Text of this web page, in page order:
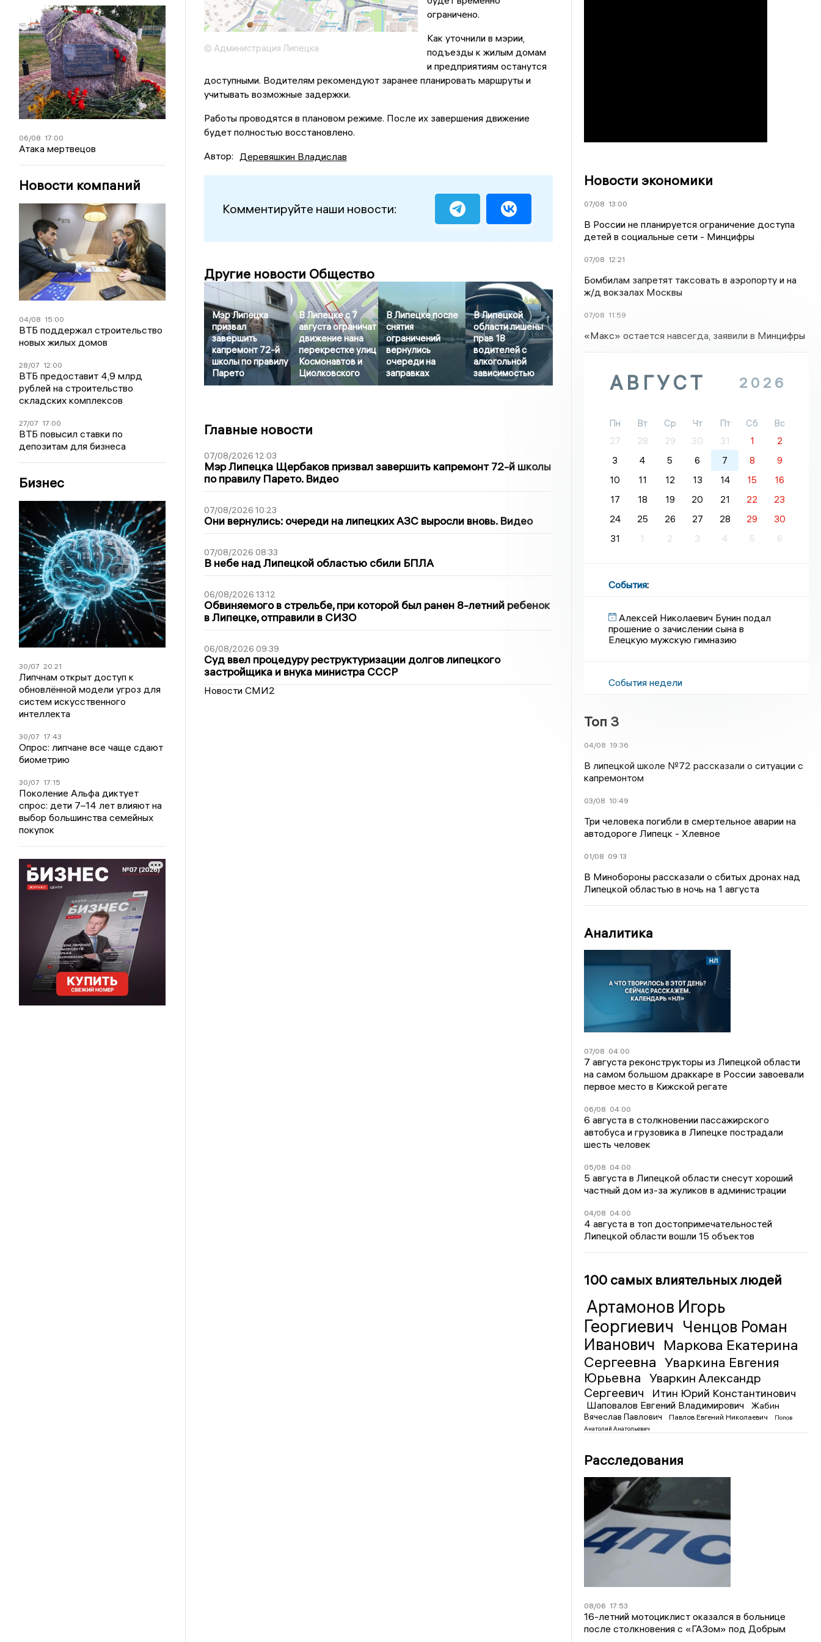
06/08 17:00
Атака мертвецов
Новости компаний
04/08 15:00
ВТБ поддержал строительство
новых жилых домов
28/07 12:00
ВТБ предоставит 4,9 млрд
рублей на строительство
складских комплексов
27/07 17:00
ВТБ повысил ставки по
депозитам для бизнеса
Бизнес
30/07 20:21
Липчнам открыт доступ к
обновлённой модели угроз для
систем искусственного
интеллекта
30/07 17:43
Опрос: липчане все чаще сдают
биометрию
30/07 17:15
Поколение Альфа диктует
спрос: дети 7–14 лет влияют на
выбор большинства семейных
покупок
© Администрация Липецка
ограничено.
Как уточнили в мэрии,
подъезды к жилым домам
и предприятиям останутся
доступными. Водителям рекомендуют заранее планировать маршруты и
учитывать возможные задержки.
Работы проводятся в плановом режиме. После их завершения движение
будет полностью восстановлено.
Автор: Деревяшкин Владислав
Комментируйте наши новости:
Другие новости Общество
Мэр Липецка
призвал
завершить
капремонт 72-й
школы по правилу
Парето
В Липецке с 7
августа ограничат
движение нана
перекрестке улиц
Космонавтов и
Циолковского
В Липецке после
снятия
ограничений
вернулись
очереди на
заправках
В Липецкой
области лишены
прав 18
водителей с
алкогольной
зависимостью
Главные новости
07/08/2026 12:03
Мэр Липецка Щербаков призвал завершить капремонт 72-й школы
по правилу Парето. Видео
07/08/2026 10:23
Они вернулись: очереди на липецких АЗС выросли вновь. Видео
07/08/2026 08:33
В небе над Липецкой областью сбили БПЛА
06/08/2026 13:12
Обвиняемого в стрельбе, при которой был ранен 8-летний ребенок
в Липецке, отправили в СИЗО
06/08/2026 09:39
Суд ввел процедуру реструктуризации долгов липецкого
застройщика и внука министра СССР
Новости СМИ2
Новости экономики
07/08 13:00
В России не планируется ограничение доступа
детей в социальные сети - Минцифры
07/08 12:21
Бомбилам запретят таксовать в аэропорту и на
ж/д вокзалах Москвы
07/08 11:59
«Макс» остается навсегда, заявили в Минцифры
АВГУСТ 2026
Пн Вт Ср Чт Пт Сб
Вс
27
28 29 30 31 1
2
3
4 5 6 7 8
9
10
11 12 13 14 15
16
17
18 19 20 21 22
23
24
25 26 27 28 29
30
31
1 2 3 4 5 6
События:
Алексей Николаевич Бунин подал
прошение о зачислении сына в
Елецкую мужскую гимназию
События недели
Топ 3
04/08 19:36
В липецкой школе №72 рассказали о ситуации с
капремонтом
03/08 10:49
Три человека погибли в смертельное аварии на
автодороге Липецк - Хлевное
01/08 09:13
В Минобороны рассказали о сбитых дронах над
Липецкой областью в ночь на 1 августа
Аналитика
07/08 04:00
7 августа реконструкторы из Липецкой области
на самом большом драккаре в России завоевали
первое место в Кижской регате
06/08 04:00
6 августа в столкновении пассажирского
автобуса и грузовика в Липецке пострадали
шесть человек
05/08 04:00
5 августа в Липецкой области снесут хороший
частный дом из-за жуликов в администрации
04/08 04:00
4 августа в топ достопримечательностей
Липецкой области вошли 15 объектов
100 самых влиятельных людей
Артамонов Игорь
Георгиевич Ченцов Роман
Иванович Маркова Екатерина
Сергеевна Уваркина Евгения
Юрьевна
Уваркин Александр
Сергеевич
Итин Юрий Константинович
Шаповалов Евгений Владимирович
Жабин
Вячеслав Павлович
Павлов Евгений Николаевич
Попов
Анатолий Анатольевич
Расследования
08/06 17:53
16-летний мотоциклист оказался в больнице
после столкновения с «ГАЗом» под Добрым